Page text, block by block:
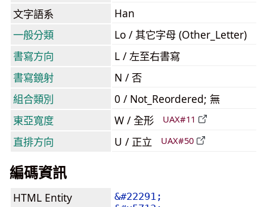
文字語系
Han
一般分類
Lo / 其它字母 (Other_Letter)
書寫方向
L / 左至右書寫
書寫鏡射
N / 否
組合類別
0 / Not_Reordered; 無
東亞寬度
W / 全形 UAX#11
直排方向 U / 正立 UAX#50
編碼資訊
HTML Entity
&#22291;